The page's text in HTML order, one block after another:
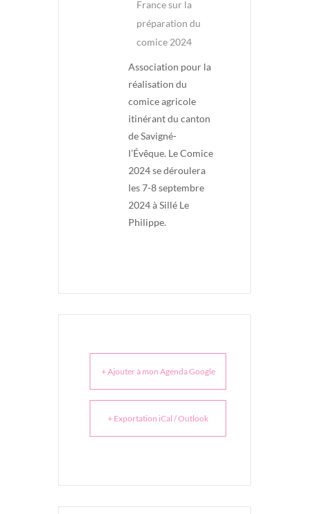
France sur la
préparation du
comice 2024
Association pour la
réalisation du
comice agricole
itinérant du canton
de Savigné-
l’Évêque. Le Comice
2024 se déroulera
les 7-8 septembre
2024 à Sillé Le
Philippe.
+ Ajouter à mon Agenda Google
+ Exportation iCal / Outlook